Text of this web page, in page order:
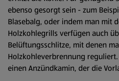
ebenso gesorgt sein - zum
Blasebalg, oder indem man mit
Holzkohlegrills verfügen auch
Belüftungsschlitze, mit denen
Holzkohleverbrennung
einen Anzündkamin, der die